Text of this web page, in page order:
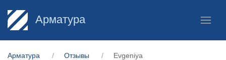
Арматура
Арматура Отзывы Evgeniya